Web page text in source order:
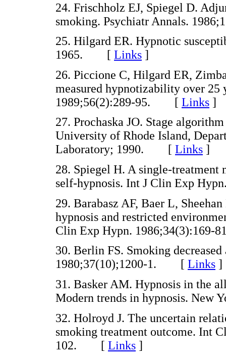
24. Frischholz EJ, Spiegel D.
smoking. Psychiatr Annals.
25. Hilgard ER. Hypnotic
1965. [ Links ]
26. Piccione C, Hilgard ER,
measured hypnotizability over 25
1989;56(2):289-95. [ Links ]
27. Prochaska JO. Stage
University of Rhode Island,
Laboratory; 1990. [ Links ]
28. Spiegel H. A single-treatment
self-hypnosis. Int J Clin Exp
29. Barabasz AF, Baer L,
hypnosis and restricted
Clin Exp Hypn.
30. Berlin FS. Smoking
1980;37(10);1200-1. [ Links ]
31. Basker AM. Hypnosis in the
Modern trends in hypnosis.
32. Holroyd J. The uncertain
smoking treatment outcome. Int
102. [ Links ]